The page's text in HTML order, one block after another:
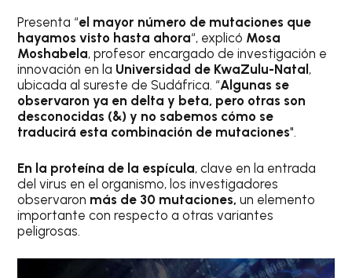
Presenta “el mayor número de mutaciones que
hayamos visto hasta ahora“, explicó Mosa
Moshabela, profesor encargado de investigación e
innovación en la Universidad de KwaZulu-Natal ,
ubicada al sureste de Sudáfrica. “Algunas se
observaron ya en delta y beta, pero otras son
desconocidas (&) y no sabemos cómo se
traducirá esta combinación de mutaciones".
En la proteína de la espícula, clave en la entrada
del virus en el organismo, los investigadores
observaron más de 30 mutaciones, un elemento
importante con respecto a otras variantes
peligrosas.